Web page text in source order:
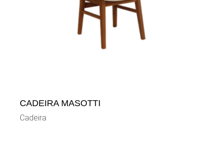
CADEIRA MASOTTI
Cadeira